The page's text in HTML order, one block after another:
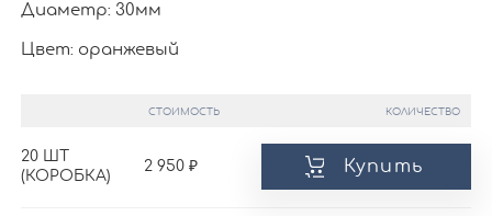
Диаметр: 30мм
Цвет: оранжевый
СТОИМОСТЬ КОЛИЧЕСТВО
20 ШТ
(КОРОБКА)
2 950 Купить